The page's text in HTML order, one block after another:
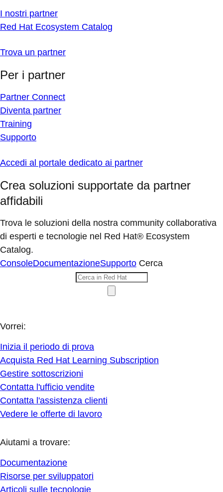
I nostri partner
Red Hat Ecosystem Catalog
Trova un partner
Per i partner
Partner Connect
Diventa partner
Training
Supporto
Accedi al portale dedicato ai partner
Crea soluzioni supportate da partner
affidabili
Trova le soluzioni della nostra community collaborativa
di esperti e tecnologie nel Red Hat® Ecosystem
Catalog.
ConsoleDocumentazioneSupporto Cerca
Vorrei:
Inizia il periodo di prova
Acquista Red Hat Learning Subscription
Gestire sottoscrizioni
Contatta l'ufficio vendite
Contatta l'assistenza clienti
Vedere le offerte di lavoro
Aiutami a trovare:
Documentazione
Risorse per sviluppatori
Articoli sulle tecnologie